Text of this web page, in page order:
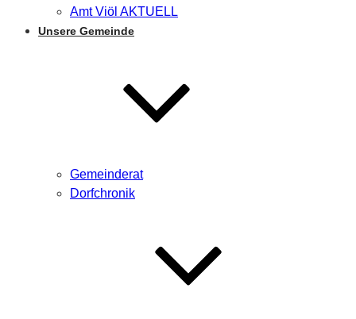
Amt Viöl AKTUELL
Unsere Gemeinde
Gemeinderat
Dorfchronik